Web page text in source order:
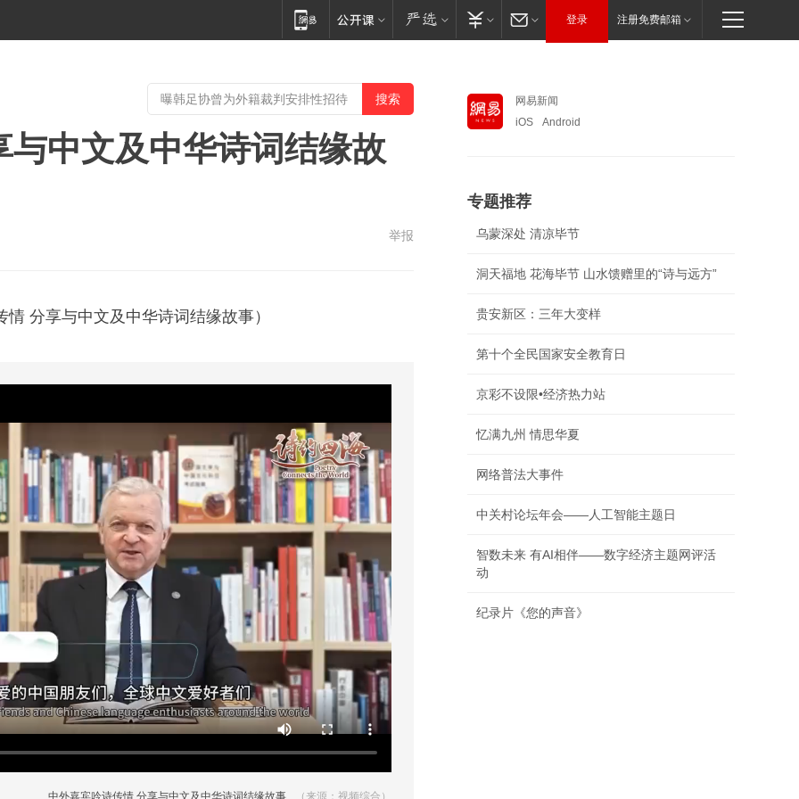
登录 注册免费邮箱
中文及中华诗词结缘故
举报
分享与中文及中华诗词结缘故事）
中外嘉宾吟诗传情 分享与中文及中华诗词结缘故事 （来源：视频综合）
网易新闻
iOS
Android
专题推荐
乌蒙深处 清凉毕节
洞天福地 花海毕节 山水馈赠里的“诗与远方”
贵安新区：三年大变样
第十个全民国家安全教育日
京彩不设限•经济热力站
忆满九州 情思华夏
网络普法大事件
中关村论坛年会——人工智能主题日
智数未来 有AI相伴——数字经济主题网评活
动
纪录片《您的声音》